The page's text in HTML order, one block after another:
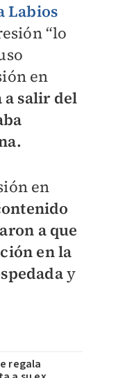
Labios
“lo
en
salir del
en
a que
en la
y
regala